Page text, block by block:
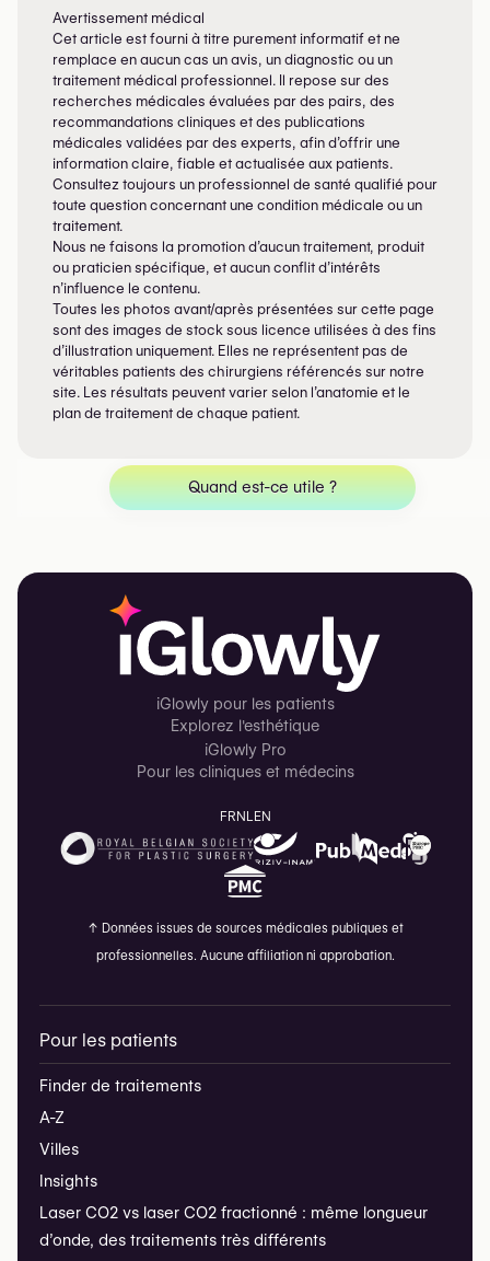
Avertissement médical
Cet article est fourni à titre purement informatif et ne
remplace en aucun cas un avis, un diagnostic ou un
traitement médical professionnel. Il repose sur des
recherches médicales évaluées par des pairs, des
recommandations cliniques et des publications
médicales validées par des experts, afin d’offrir une
information claire, fiable et actualisée aux patients.
Consultez toujours un professionnel de santé qualifié pour
toute question concernant une condition médicale ou un
traitement.
Nous ne faisons la promotion d’aucun traitement, produit
ou praticien spécifique, et aucun conflit d’intérêts
n’influence le contenu.
Toutes les photos avant/après présentées sur cette page
sont des images de stock sous licence utilisées à des fins
d’illustration uniquement. Elles ne représentent pas de
véritables patients des chirurgiens référencés sur notre
site. Les résultats peuvent varier selon l’anatomie et le
plan de traitement de chaque patient.
Quand est-ce utile ?
iGlowly pour les patients
Explorez l'esthétique
iGlowly Pro
Pour les cliniques et médecins
FRNLEN
↑ Données issues de sources médicales publiques et
professionnelles. Aucune affiliation ni approbation.
Pour les patients
Finder de traitements
A-Z
Villes
Insights
Laser CO2 vs laser CO2 fractionné : même longueur
d’onde, des traitements très différents